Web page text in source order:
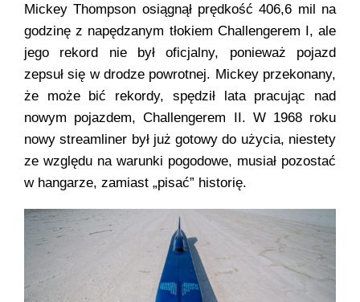
Mickey Thompson osiągnął prędkość 406,6 mil na
godzinę z napędzanym tłokiem Challengerem I, ale
jego rekord nie był oficjalny, ponieważ pojazd
zepsuł się w drodze powrotnej. Mickey przekonany,
że może bić rekordy, spędził lata pracując nad
nowym pojazdem, Challengerem II. W 1968 roku
nowy streamliner był już gotowy do użycia, niestety
ze względu na warunki pogodowe, musiał pozostać
w hangarze, zamiast „pisać” historię.